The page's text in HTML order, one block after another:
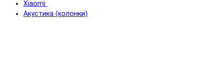
Xiaomi
Акустика (колонки)